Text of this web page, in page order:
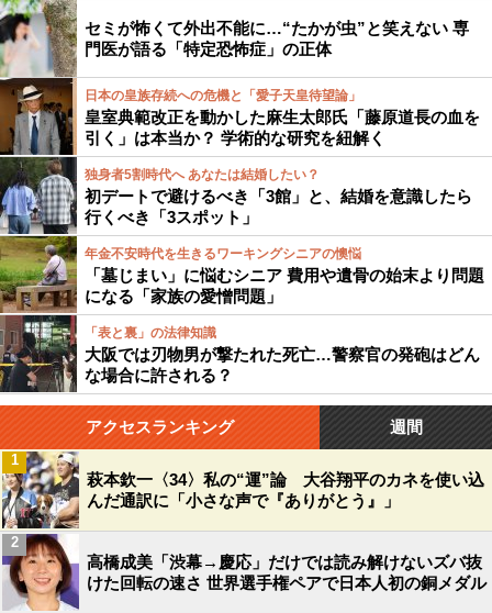
セミが怖くて外出不能に…“たかが虫”と笑えない 専
門医が語る「特定恐怖症」の正体
日本の皇族存続への危機と「愛子天皇待望論」
皇室典範改正を動かした麻生太郎氏「藤原道長の血を
引く」は本当か？ 学術的な研究を紐解く
独身者5割時代へ あなたは結婚したい？
初デートで避けるべき「3館」と、結婚を意識したら
行くべき「3スポット」
年金不安時代を生きるワーキングシニアの懊悩
「墓じまい」に悩むシニア 費用や遺骨の始末より問題
になる「家族の愛憎問題」
「表と裏」の法律知識
大阪では刃物男が撃たれた死亡…警察官の発砲はどん
な場合に許される？
アクセスランキング 週間
萩本欽一〈34〉私の“運”論 大谷翔平のカネを使い込
んだ通訳に「小さな声で『ありがとう』」
1
高橋成美「渋幕→慶応」だけでは読み解けないズバ抜
けた回転の速さ 世界選手権ペアで日本人初の銅メダル
2